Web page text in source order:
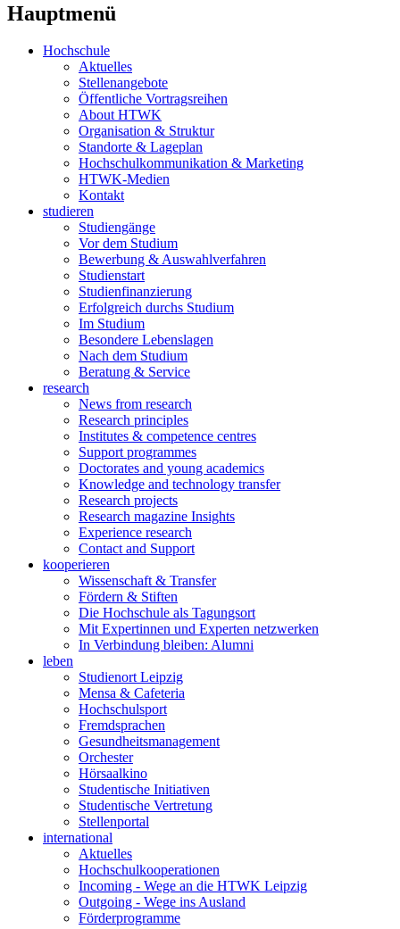
Hauptmenü
Hochschule
Aktuelles
Stellenangebote
Öffentliche Vortragsreihen
About HTWK
Organisation & Struktur
Standorte & Lageplan
Hochschulkommunikation & Marketing
HTWK-Medien
Kontakt
studieren
Studiengänge
Vor dem Studium
Bewerbung & Auswahlverfahren
Studienstart
Studienfinanzierung
Erfolgreich durchs Studium
Im Studium
Besondere Lebenslagen
Nach dem Studium
Beratung & Service
research
News from research
Research principles
Institutes & competence centres
Support programmes
Doctorates and young academics
Knowledge and technology transfer
Research projects
Research magazine Insights
Experience research
Contact and Support
kooperieren
Wissenschaft & Transfer
Fördern & Stiften
Die Hochschule als Tagungsort
Mit Expertinnen und Experten netzwerken
In Verbindung bleiben: Alumni
leben
Studienort Leipzig
Mensa & Cafeteria
Hochschulsport
Fremdsprachen
Gesundheitsmanagement
Orchester
Hörsaalkino
Studentische Initiativen
Studentische Vertretung
Stellenportal
international
Aktuelles
Hochschulkooperationen
Incoming - Wege an die HTWK Leipzig
Outgoing - Wege ins Ausland
Förderprogramme